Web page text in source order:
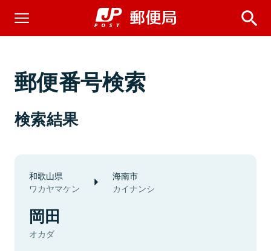
郵便番号検索
検索結果
和歌山県
ワカヤマケン
海南市
カイナンシ
岡田
オカダ